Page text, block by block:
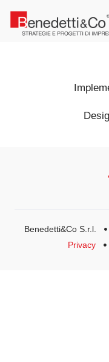
contenuto
Benedetti&Co S.r.l.
Privacy